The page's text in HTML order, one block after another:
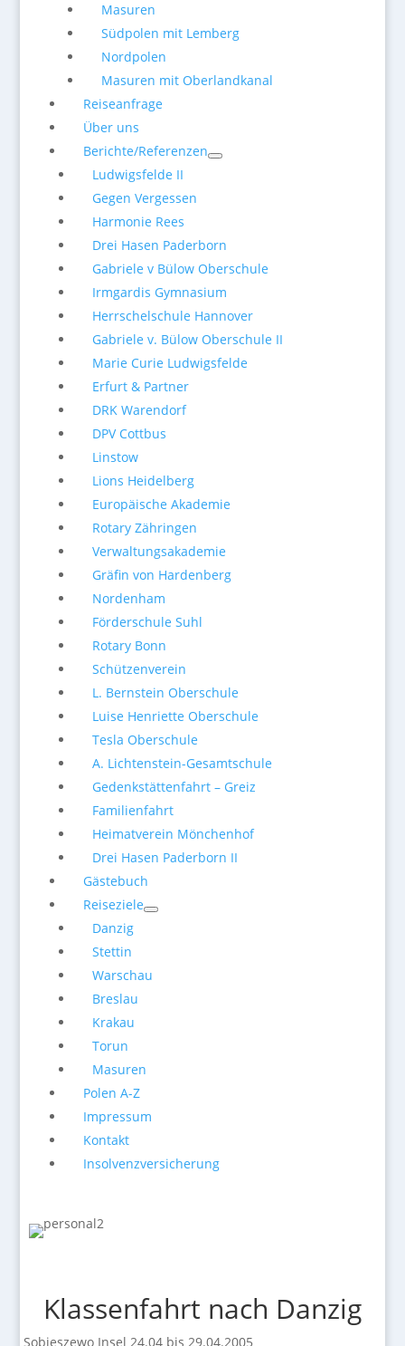
Masuren
Südpolen mit Lemberg
Nordpolen
Masuren mit Oberlandkanal
Reiseanfrage
Über uns
Berichte/Referenzen
Ludwigsfelde II
Gegen Vergessen
Harmonie Rees
Drei Hasen Paderborn
Gabriele v Bülow Oberschule
Irmgardis Gymnasium
Herrschelschule Hannover
Gabriele v. Bülow Oberschule II
Marie Curie Ludwigsfelde
Erfurt & Partner
DRK Warendorf
DPV Cottbus
Linstow
Lions Heidelberg
Europäische Akademie
Rotary Zähringen
Verwaltungsakademie
Gräfin von Hardenberg
Nordenham
Förderschule Suhl
Rotary Bonn
Schützenverein
L. Bernstein Oberschule
Luise Henriette Oberschule
Tesla Oberschule
A. Lichtenstein-Gesamtschule
Gedenkstättenfahrt – Greiz
Familienfahrt
Heimatverein Mönchenhof
Drei Hasen Paderborn II
Gästebuch
Reiseziele
Danzig
Stettin
Warschau
Breslau
Krakau
Torun
Masuren
Polen A-Z
Impressum
Kontakt
Insolvenzversicherung
Klassenfahrt nach Danzig
Sobieszewo Insel 24.04 bis 29.04.2005